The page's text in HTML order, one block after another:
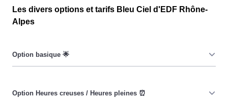
Les divers options et tarifs Bleu Ciel d'EDF Rhône-
Alpes
date, ni de l'heure, que ce soit à Moûtiers ou ailleurs. 💡